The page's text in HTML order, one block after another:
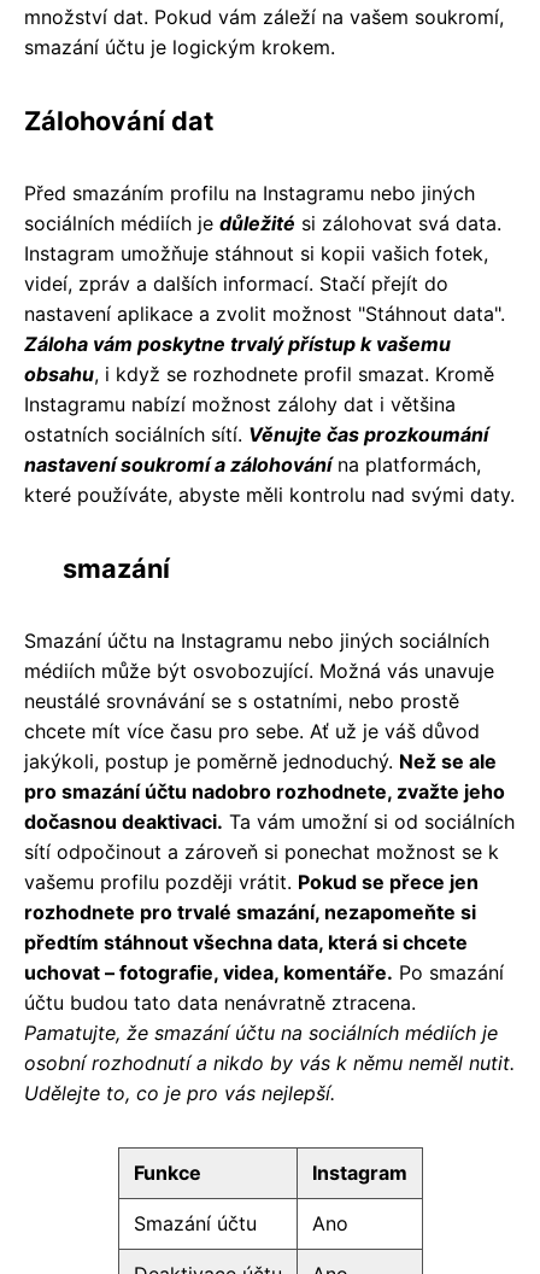
množství dat. Pokud vám záleží na vašem soukromí,
smazání účtu je logickým krokem.
Zálohování dat
Před smazáním profilu na Instagramu nebo jiných
sociálních médiích je důležité si zálohovat svá data.
Instagram umožňuje stáhnout si kopii vašich fotek,
videí, zpráv a dalších informací. Stačí přejít do
nastavení aplikace a zvolit možnost "Stáhnout data".
Záloha vám poskytne trvalý přístup k vašemu
obsahu, i když se rozhodnete profil smazat. Kromě
Instagramu nabízí možnost zálohy dat i většina
ostatních sociálních sítí. Věnujte čas prozkoumání
nastavení soukromí a zálohovánína platformách,
které používáte, abyste měli kontrolu nad svými daty.
smazání
Smazání účtu na Instagramu nebo jiných sociálních
médiích může být osvobozující. Možná vás unavuje
neustálé srovnávání se s ostatními, nebo prostě
chcete mít více času pro sebe. Ať už je váš důvod
jakýkoli, postup je poměrně jednoduchý. Než se ale
pro smazání účtu nadobro rozhodnete, zvažte jeho
dočasnou deaktivaci. Ta vám umožní si od sociálních
sítí odpočinout a zároveň si ponechat možnost se k
vašemu profilu později vrátit. Pokud se přece jen
rozhodnete pro trvalé smazání, nezapomeňte si
předtím stáhnout všechna data, která si chcete
uchovat – fotografie, videa, komentáře. Po smazání
účtu budou tato data nenávratně ztracena.
Pamatujte, že smazání účtu na sociálních médiích je
osobní rozhodnutí a nikdo by vás k němu neměl nutit.
Udělejte to, co je pro vás nejlepší.
Funkce Instagram
Smazání účtu Ano